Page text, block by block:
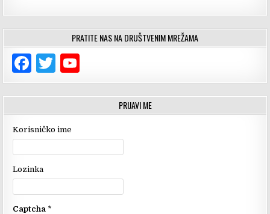
PRATITE NAS NA DRUŠTVENIM MREŽAMA
F
a
c
e
b
o
o
k
T
w
it
te
r
o
u
T
u
b
e
C
PRIJAVI ME
Korisničko ime
Lozinka
Captcha *